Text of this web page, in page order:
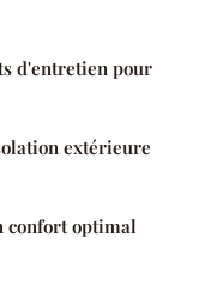
d'entretien pour
extérieure
confort optimal